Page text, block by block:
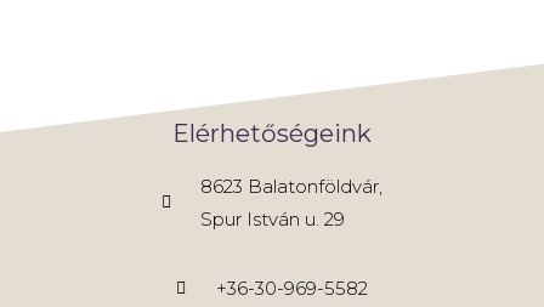
Elérhetőségeink
8623 Balatonföldvár,
Spur István u. 29
+36-30-969-5582